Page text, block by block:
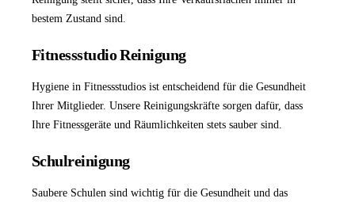
bestem Zustand sind.
Fitnessstudio Reinigung
Hygiene in Fitnessstudios ist entscheidend für die Gesundheit
Ihrer Mitglieder. Unsere Reinigungskräfte sorgen dafür, dass
Ihre Fitnessgeräte und Räumlichkeiten stets sauber sind.
Schulreinigung
Saubere Schulen sind wichtig für die Gesundheit und das